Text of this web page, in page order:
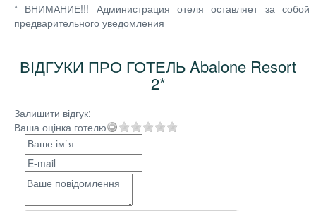
* ВНИМАНИЕ!!! Администрация отеля оставляет за
предварительного уведомления
ВІДГУКИ ПРО ГОТЕЛЬ Abalone Resort
2*
Залишити відгук:
Ваша оцінка готелю